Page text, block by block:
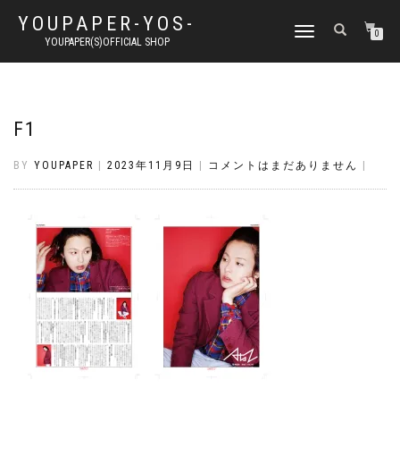
YOUPAPER-YOS-
YOUPAPER(S)OFFICIAL SHOP
ナ
ゲ
り
0
F1
BY YOUPAPER 2023年11月9日 コメントはまだありません